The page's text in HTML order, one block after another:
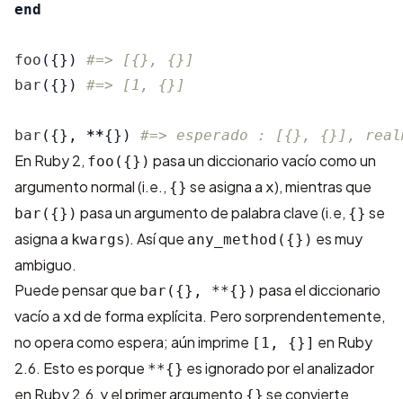
end
foo ({})
#=> [{}, {}]
bar ({}) #=> [1, {}]
bar ({}, **{}) #=> esperado : [{}, {}],
En Ruby 2, foo({}) pasa un diccionario vacío como un
argumento normal (i.e., {} se asigna a x), mientras que
bar({}) pasa un argumento de palabra clave (i.e, {} se
asigna a kwargs). Así que any_method({}) es muy
ambiguo.
Puede pensar que bar({}, **{}) pasa el diccionario
vacío a xd de forma explícita. Pero sorprendentemente,
no opera como espera; aún imprime [1, {}] en Ruby
2.6. Esto es porque **{} es ignorado por el analizador
en Ruby 2.6, y el primer argumento {} se convierte